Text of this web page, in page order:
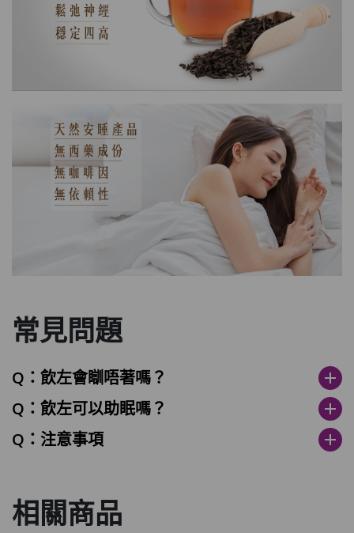
常見問題
Q：飲左會瞓唔著嗎？ add
Q：飲左可以助眠嗎？ add
Q：注意事項 add
相關商品